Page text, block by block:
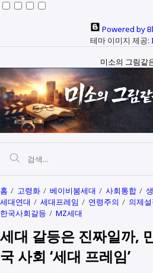
Powered by
테마 이미지 제공:
미소의 그림같
자본과 예산
정치와행정
다문화
SEO
생활정보
생각해보기
홈 고령화 베이비붐세대 사회통합
세대연대
세대프레임 연령주의 의제설
한국사회갈등
MZ세대
세대 갈등은 진짜일까,
국 사회 ‘세대 프레임’